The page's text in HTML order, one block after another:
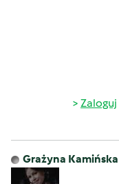
Zaloguj
Grażyna Kamińska